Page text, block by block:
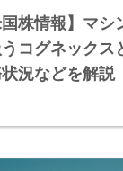
国株情報】マ
コグネックス
況などを解説